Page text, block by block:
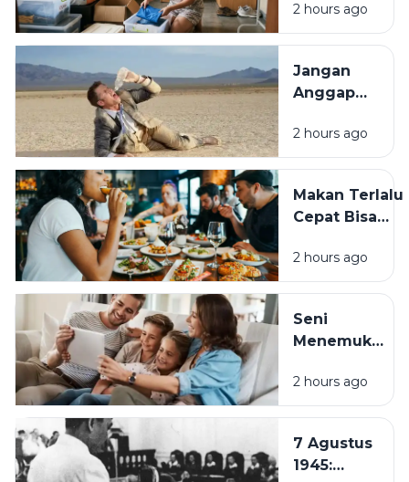
dan
Kesehatan
Anak Kos,
Hemat,
dan
Mudah
2 hours ago
Jangan
Anggap
Dehidrasi
Bisa
Kesehatan
dan
Sehari-
hari
2 hours ago
Makan Terlalu
Cepat Bisa
Kesehatan, Ini
Dampaknya
2 hours ago
Seni
Menemukan
Tengah
Hustle
Pentingnya
Quality
2 hours ago
7 Agustus
1945: